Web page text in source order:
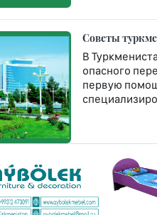
Советы
В
опасного
первую